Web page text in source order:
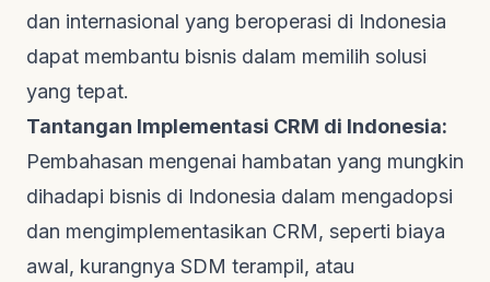
dan internasional yang beroperasi di Indonesia
dapat membantu bisnis dalam memilih solusi
yang tepat.
Tantangan Implementasi CRM di Indonesia:
Pembahasan mengenai hambatan yang mungkin
dihadapi bisnis di Indonesia dalam mengadopsi
dan mengimplementasikan CRM, seperti biaya
awal, kurangnya SDM terampil, atau